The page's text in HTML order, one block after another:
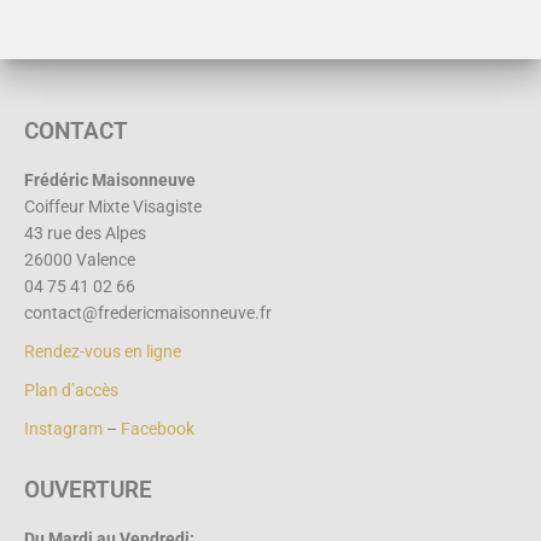
CONTACT
Frédéric Maisonneuve
Coiffeur Mixte Visagiste
43 rue des Alpes
26000 Valence
04 75 41 02 66
contact@fredericmaisonneuve.fr
Rendez-vous en ligne
Plan d’accès
Instagram – Facebook
OUVERTURE